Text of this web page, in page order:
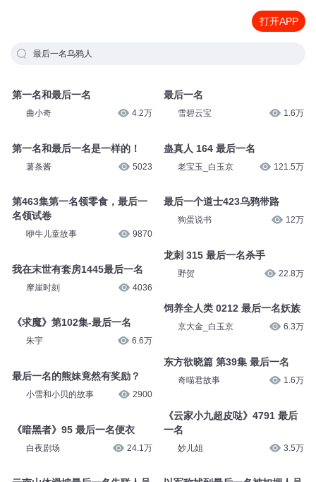
打开APP
最后一名乌鸦人
第一名和最后一名
曲小奇 4.2万
第一名和最后一名是一样的！
薯条酱 5023
第463集第一名领零食，最后一
名领试卷
咿牛儿童故事 9870
我在末世有套房1445最后一名
摩崖时刻 4036
《求魔》第102集-最后一名
朱宇 6.6万
最后一名的熊妹竟然有奖励？
小雪和小贝的故事 2900
《暗黑者》95 最后一名便衣
白夜剧场 24.1万
最后一名
雪碧云宝 1.6万
蛊真人 164 最后一名
老宝玉_白玉京 121.5万
最后一个道士423乌鸦带路
狗蛋说书 12万
龙刺 315 最后一名杀手
野贺 22.8万
饲养全人类 0212 最后一名妖族
京大金_白玉京 6.3万
东方欲晓篇 第39集 最后一名
奇喵君故事 1.6万
《云家小九超皮哒》4791 最后
一名
妙儿姐 3.5万